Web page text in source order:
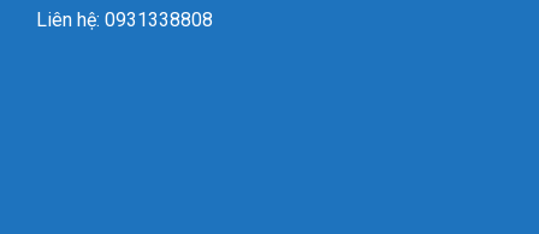
Liên hệ: 0931338808